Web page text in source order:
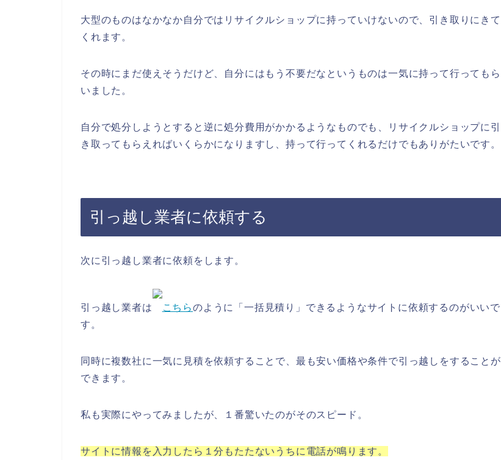
大型のものはなかなか自分ではリサイクルショップに持っていけないので、引き取りにきて
くれます。
その時にまだ使えそうだけど、自分にはもう不要だなというものは一気に持って行ってもら
いました。
自分で処分しようとすると逆に処分費用がかかるようなものでも、リサイクルショップに引
き取ってもらえればいくらかになりますし、持って行ってくれるだけでもありがたいです。
引っ越し業者に依頼する
次に引っ越し業者に依頼をします。
引っ越し業者は こちらのように「一括見積り」できるようなサイトに依頼するのがいいで
す。
同時に複数社に一気に見積を依頼することで、最も安い価格や条件で引っ越しをすることが
できます。
私も実際にやってみましたが、１番驚いたのがそのスピード。
サイトに情報を入力したら１分もたたないうちに電話が鳴ります。